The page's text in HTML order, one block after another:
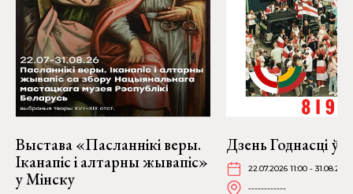
Выстава «Пасланнікі веры.
Іканапіс і алтарны жывапіс»
у Мінску
Дзень Годнасці ў
22.07.2026 11:00 -
------------